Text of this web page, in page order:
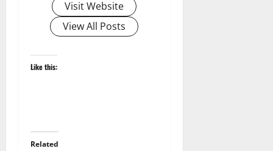
Visit Website
View All Posts
Like this:
Related